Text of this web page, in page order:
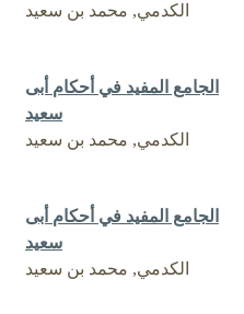
الكدمي, محمد بن سعيد
الجامع المفيد في أحكام أبى
سعيد
الكدمي, محمد بن سعيد
الجامع المفيد في أحكام أبى
سعيد
الكدمي, محمد بن سعيد